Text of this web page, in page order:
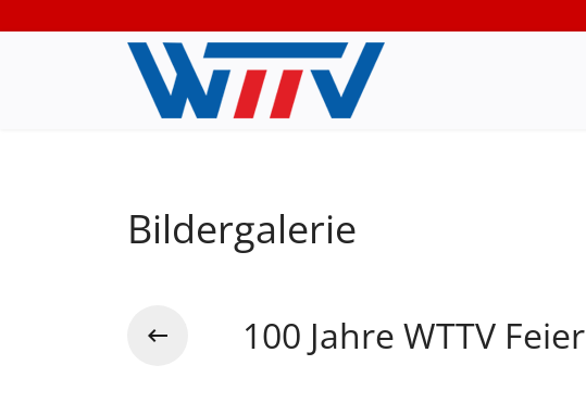
Bildergalerie
100 Jahre WTTV Feier